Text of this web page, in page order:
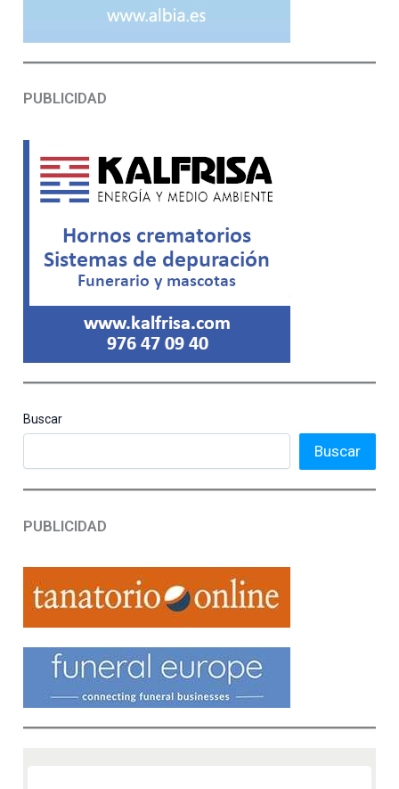
PUBLICIDAD
Buscar
Buscar
PUBLICIDAD